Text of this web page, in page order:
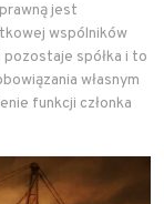
jest
wspólników
pozostaje spółka i to
własnym
funkcji członka